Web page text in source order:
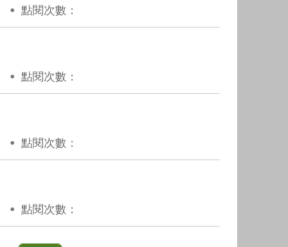
點閱次數：
點閱次數：
點閱次數：
點閱次數：